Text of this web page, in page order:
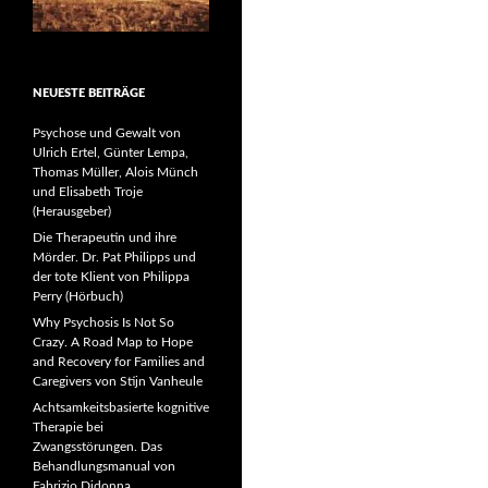
NEUESTE BEITRÄGE
Psychose und Gewalt von
Ulrich Ertel, Günter Lempa,
Thomas Müller, Alois Münch
und Elisabeth Troje
(Herausgeber)
Die Therapeutin und ihre
Mörder. Dr. Pat Philipps und
der tote Klient von Philippa
Perry (Hörbuch)
Why Psychosis Is Not So
Crazy. A Road Map to Hope
and Recovery for Families and
Caregivers von Stijn Vanheule
Achtsamkeitsbasierte kognitive
Therapie bei
Zwangsstörungen. Das
Behandlungsmanual von